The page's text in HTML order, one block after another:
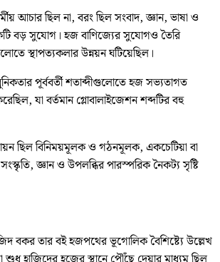
আচার ছিল না, বরং ছিল সংবাদ, জ্ঞান, ভাষা ও
বড় সুযোগ। হজ বাণিজ্যের সুযোগও তৈরি
স্থাপত্যকলার উন্নয়ন ঘটিয়েছিল।
পূর্ববর্তী শতাব্দীগুলোতে হজ সভ্যতাগত
যা বর্তমান গ্লোবালাইজেশন শব্দটির বহু
ছিল বিনিময়মূলক ও গঠনমূলক, একচেটিয়া বা
জ্ঞান ও উপলব্ধির পারস্পরিক নৈকট্য সৃষ্টি
বকর তার বই হজপথের ভূগোলিক বৈশিষ্ট্যে উল্লেখ